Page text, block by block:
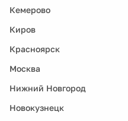
Кемерово
Киров
Красноярск
Москва
Нижний Новгород
Новокузнецк